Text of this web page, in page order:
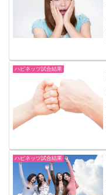
ハピネッツ試合結果
ハピネッツ試合結果